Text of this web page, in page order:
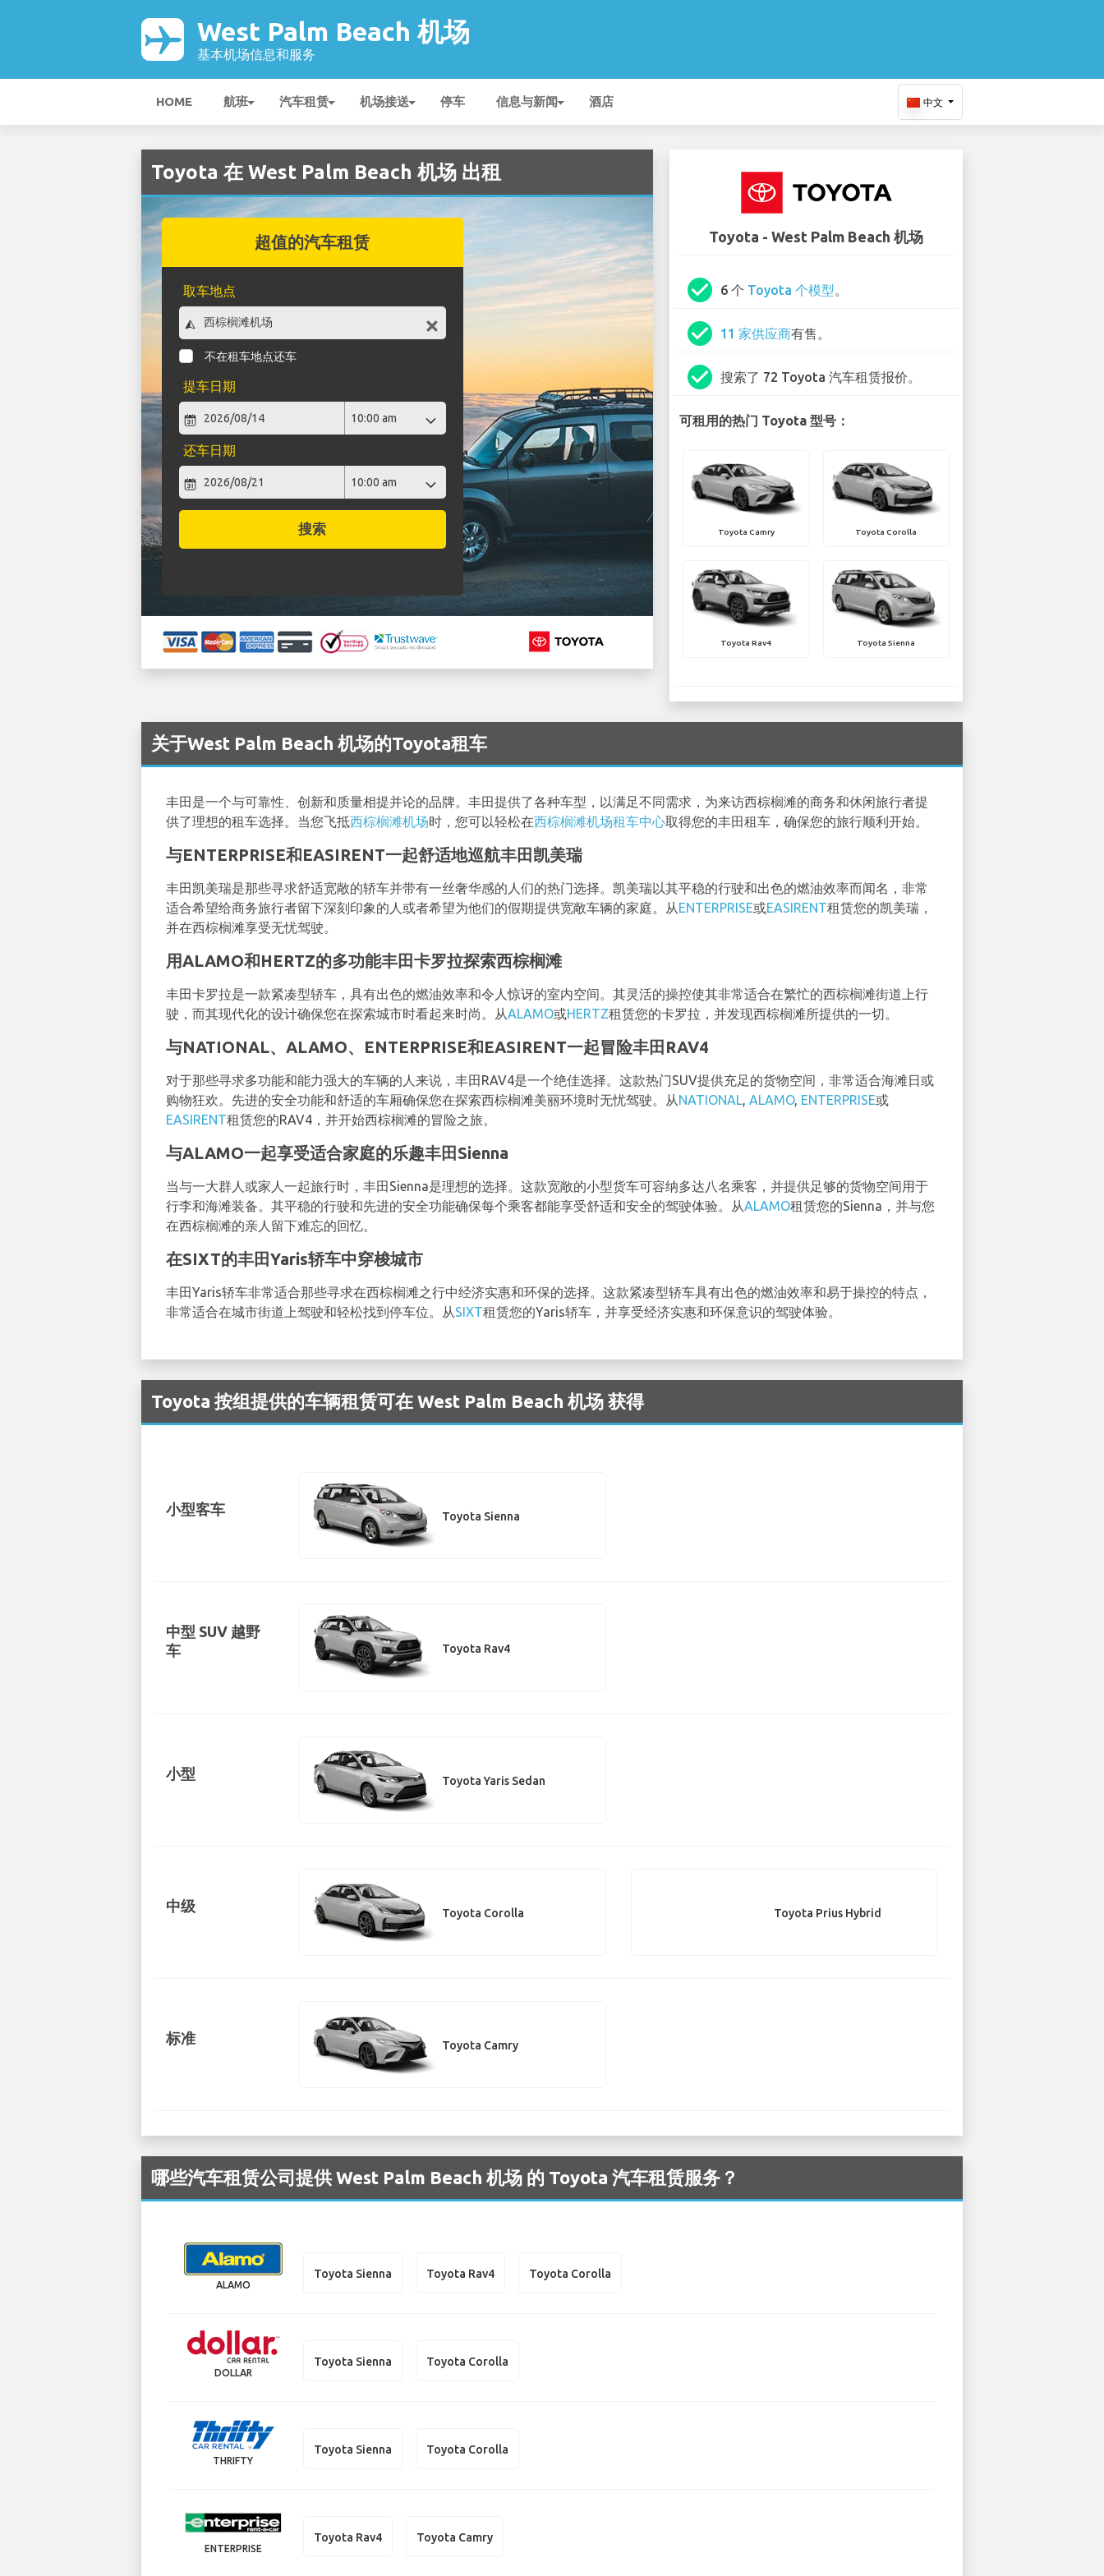
West Palm Beach 机场
基本机场信息和服务
HOME 航班 汽车租赁 机场接送 停车 信息与新闻 酒店 中文
Toyota 在 West Palm Beach 机场 出租
超值的汽车租赁
取车地点
不在租车地点还车
提车日期
还车日期
搜索
Toyota - West Palm Beach 机场
check_circle 6 个 Toyota 个模型。
check_circle 11 家供应商有售。
check_circle 搜索了 72 Toyota 汽车租赁报价。
可租用的热门 Toyota 型号：
Toyota Camry Toyota Corolla
Toyota Rav4 Toyota Sienna
关于West Palm Beach 机场的Toyota租车
丰田是一个与可靠性、创新和质量相提并论的品牌。丰田提供了各种车型，以满足不同需求，为来访西棕榈滩的商务和休闲旅行者提
供了理想的租车选择。当您飞抵西棕榈滩机场时，您可以轻松在西棕榈滩机场租车中心取得您的丰田租车，确保您的旅行顺利开始。
与ENTERPRISE和EASIRENT一起舒适地巡航丰田凯美瑞
丰田凯美瑞是那些寻求舒适宽敞的轿车并带有一丝奢华感的人们的热门选择。凯美瑞以其平稳的行驶和出色的燃油效率而闻名，非常
适合希望给商务旅行者留下深刻印象的人或者希望为他们的假期提供宽敞车辆的家庭。从ENTERPRISE或EASIRENT租赁您的凯美瑞，
并在西棕榈滩享受无忧驾驶。
用ALAMO和HERTZ的多功能丰田卡罗拉探索西棕榈滩
丰田卡罗拉是一款紧凑型轿车，具有出色的燃油效率和令人惊讶的室内空间。其灵活的操控使其非常适合在繁忙的西棕榈滩街道上行
驶，而其现代化的设计确保您在探索城市时看起来时尚。从ALAMO或HERTZ租赁您的卡罗拉，并发现西棕榈滩所提供的一切。
与NATIONAL、ALAMO、ENTERPRISE和EASIRENT一起冒险丰田RAV4
对于那些寻求多功能和能力强大的车辆的人来说，丰田RAV4是一个绝佳选择。这款热门SUV提供充足的货物空间，非常适合海滩日或
购物狂欢。先进的安全功能和舒适的车厢确保您在探索西棕榈滩美丽环境时无忧驾驶。从NATIONAL, ALAMO, ENTERPRISE或
EASIRENT租赁您的RAV4，并开始西棕榈滩的冒险之旅。
与ALAMO一起享受适合家庭的乐趣丰田Sienna
当与一大群人或家人一起旅行时，丰田Sienna是理想的选择。这款宽敞的小型货车可容纳多达八名乘客，并提供足够的货物空间用于
行李和海滩装备。其平稳的行驶和先进的安全功能确保每个乘客都能享受舒适和安全的驾驶体验。从ALAMO租赁您的Sienna，并与您
在西棕榈滩的亲人留下难忘的回忆。
在SIXT的丰田Yaris轿车中穿梭城市
丰田Yaris轿车非常适合那些寻求在西棕榈滩之行中经济实惠和环保的选择。这款紧凑型轿车具有出色的燃油效率和易于操控的特点，
非常适合在城市街道上驾驶和轻松找到停车位。从SIXT租赁您的Yaris轿车，并享受经济实惠和环保意识的驾驶体验。
Toyota 按组提供的车辆租赁可在 West Palm Beach 机场 获得
小型客车 Toyota Sienna
中型 SUV 越野
车
Toyota Rav4
小型 Toyota Yaris Sedan
中级 Toyota Corolla Toyota Prius Hybrid
标准 Toyota Camry
哪些汽车租赁公司提供 West Palm Beach 机场 的 Toyota 汽车租赁服务？
ALAMO
Toyota Sienna Toyota Rav4 Toyota Corolla
DOLLAR
Toyota Sienna Toyota Corolla
THRIFTY
Toyota Sienna Toyota Corolla
ENTERPRISE
Toyota Rav4 Toyota Camry